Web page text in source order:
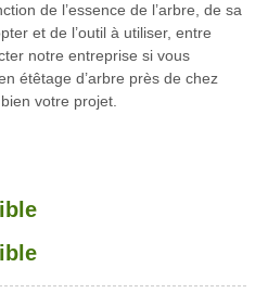
de l’essence de l’arbre, de sa
et de l’outil à utiliser, entre
notre entreprise si vous
étêtage d’arbre près de chez
votre projet.